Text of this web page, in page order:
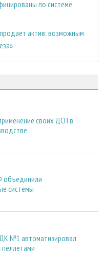
по системе
актив: возможным
своих ДСП в
объединили
системы
№1 автоматизировал